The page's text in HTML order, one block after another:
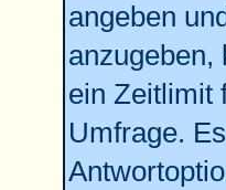
angeben
ein Zeitlimit
Umfrage.